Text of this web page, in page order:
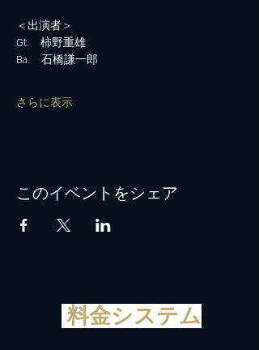
＜出演者＞
Gt.　柿野重雄
Ba.　石橋謙一郎
さらに表示
このイベントをシェア
料金システム